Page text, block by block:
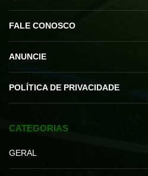
FALE CONOSCO
ANUNCIE
POLÍTICA DE PRIVACIDADE
CATEGORIAS
GERAL